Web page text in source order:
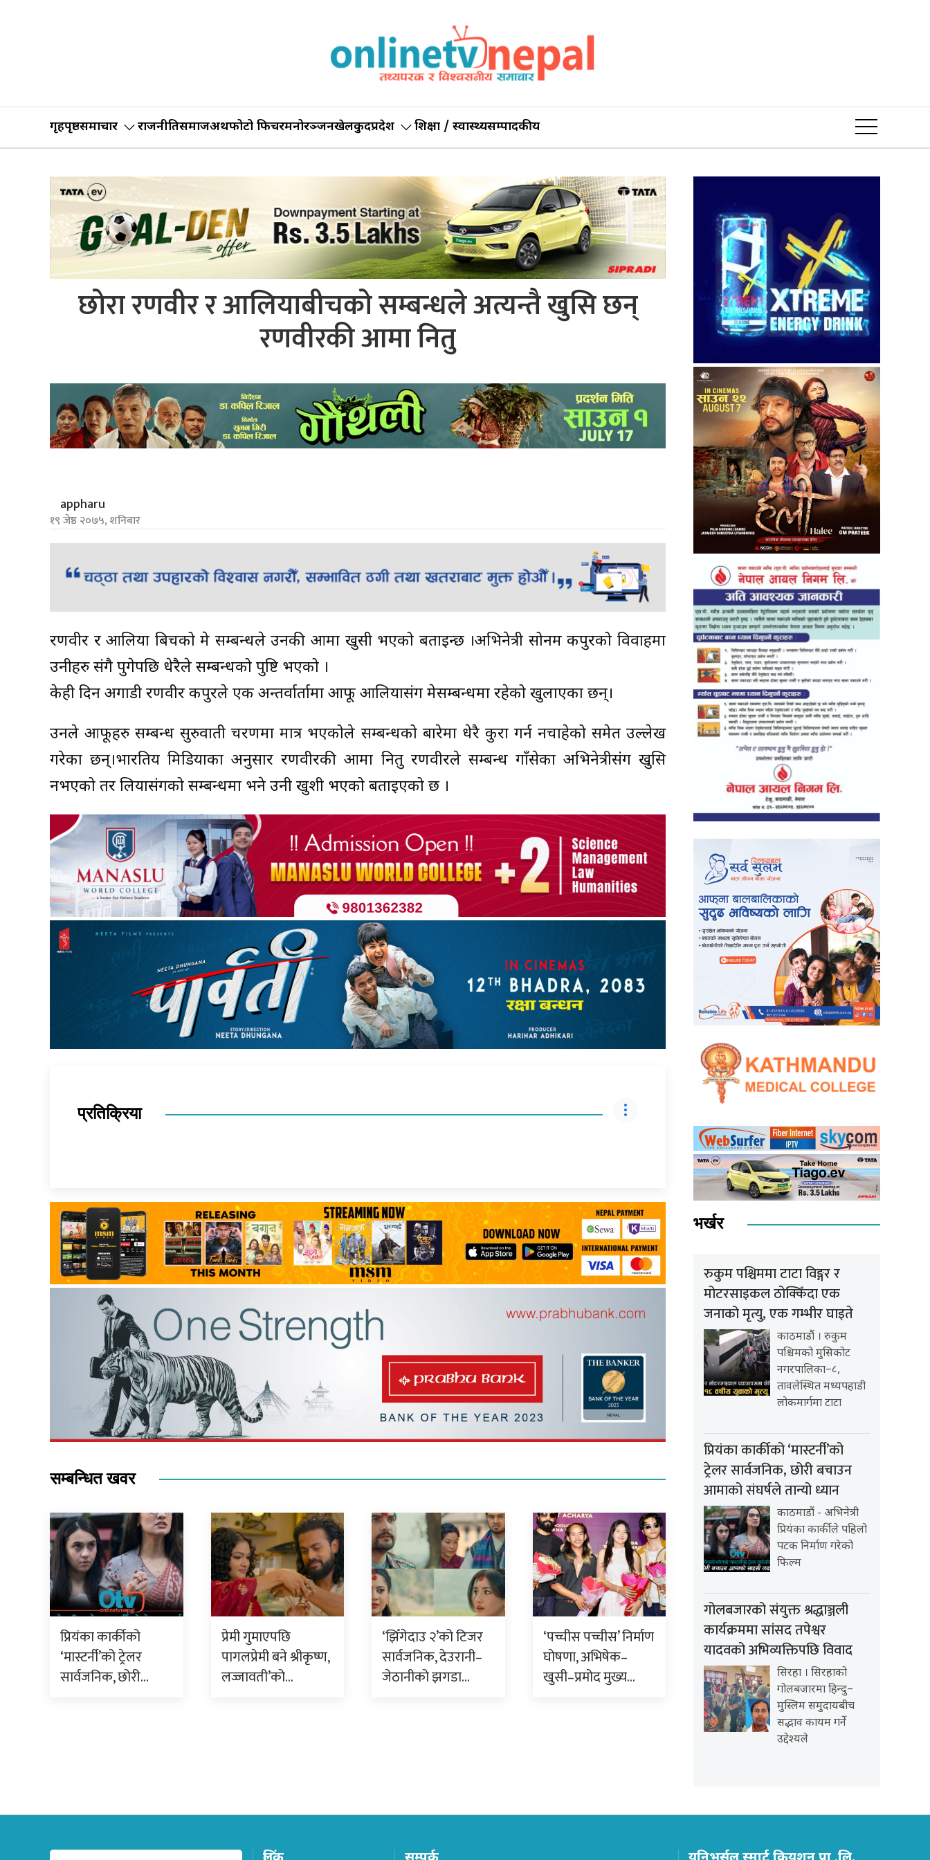
गृहपृष्ठसमाचार राजनीतिसमाजअर्थफोटो फिचरमनोरञ्जनखेलकुदप्रदेश शिक्षा / स्वास्थ्यसम्पादकीय
छोरा रणवीर र आलियाबीचको सम्बन्धले अत्यन्तै खुसि छन्
रणवीरकी आमा नितु
appharu
१९ जेष्ठ २०७५, शनिबार
रणवीर र आलिया बिचको प्रेम सम्बन्धले उनकी आमा खुसी भएको बताइन्छ ।अभिनेत्री सोनम कपुरको विवाहमा
उनीहरु संगै पुगेपछि धेरैले सम्बन्धको पुष्टि भएको ।
केही दिन अगाडी रणवीर कपुरले एक अन्तर्वार्तामा आफू आलियासंग प्रेमसम्बन्धमा रहेको खुलाएका छन्।
उनले आफूहरु सम्बन्ध सुरुवाती चरणमा मात्र भएकोले सम्बन्धको बारेमा धेरै कुरा गर्न नचाहेको समेत उल्लेख
गरेका छन्।भारतिय मिडियाका अनुसार रणवीरकी आमा नितु रणवीरले सम्बन्ध गाँसेका अभिनेत्रीसंग खुसि
नभएको तर लियासंगको सम्बन्धमा भने उनी खुशी भएको बताइएको छ ।
प्रतिक्रिया
सम्बन्धित खवर
प्रियंका कार्कीको
‘मास्टर्नी’को ट्रेलर
सार्वजनिक, छोरी…
प्रेमी गुमाएपछि
पागलप्रेमी बने श्रीकृष्ण,
लज्जावती’को…
‘झिँगेदाउ २’को टिजर
सार्वजनिक, देउरानी–
जेठानीको झगडा…
‘पच्चीस पच्चीस’ निर्माण
घोषणा, अभिषेक–
खुसी–प्रमोद मुख्य…
भर्खर
रुकुम पश्चिममा टाटा विङ्गर र
मोटरसाइकल ठोक्किँदा एक
जनाको मृत्यु, एक गम्भीर घाइते
काठमाडौं । रुकुम
पश्चिमको मुसिकोट
नगरपालिका–८,
तावलेस्थित मध्यपहाडी
लोकमार्गमा टाटा
प्रियंका कार्कीको ‘मास्टर्नी’को
ट्रेलर सार्वजनिक, छोरी बचाउन
आमाको संघर्षले तान्यो ध्यान
काठमाडौं - अभिनेत्री
प्रियंका कार्कीले पहिलो
पटक निर्माण गरेको
फिल्म
गोलबजारको संयुक्त श्रद्धाञ्जली
कार्यक्रममा सांसद तपेश्वर
यादवको अभिव्यक्तिपछि विवाद
सिरहा । सिरहाको
गोलबजारमा हिन्दु–
मुस्लिम समुदायबीच
सद्भाव कायम गर्ने
उद्देश्यले